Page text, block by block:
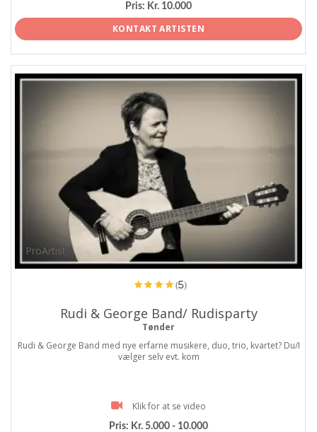
Pris: Kr. 10.000
KONTAKT ARTISTEN
ProArtist
(5)
Rudi & George Band/ Rudisparty
Tønder
Rudi & George Band med nye erfarne musikere, duo, trio, kvartet? Du/I
vælger selv evt. kom
Klik for at se video
Pris: Kr. 5.000 - 10.000